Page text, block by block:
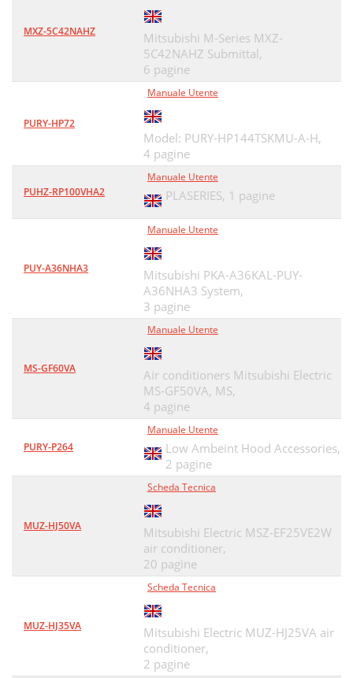
MXZ-5C42NAHZ
Mitsubishi M-Series MXZ-
5C42NAHZ Submittal,
6 pagine
PURY-HP72
Manuale Utente
Model: PURY-HP144TSKMU-A-H,
4 pagine
PUHZ-RP100VHA2
Manuale Utente
PLASERIES, 1 pagine
PUY-A36NHA3
Manuale Utente
Mitsubishi PKA-A36KAL-PUY-
A36NHA3 System,
3 pagine
MS-GF60VA
Manuale Utente
Air conditioners Mitsubishi Electric
MS-GF50VA, MS,
4 pagine
PURY-P264
Manuale Utente
Low Ambeint Hood Accessories,
2 pagine
MUZ-HJ50VA
Scheda Tecnica
Mitsubishi Electric MSZ-EF25VE2W
air conditioner,
20 pagine
MUZ-HJ35VA
Scheda Tecnica
Mitsubishi Electric MUZ-HJ25VA air
conditioner,
2 pagine